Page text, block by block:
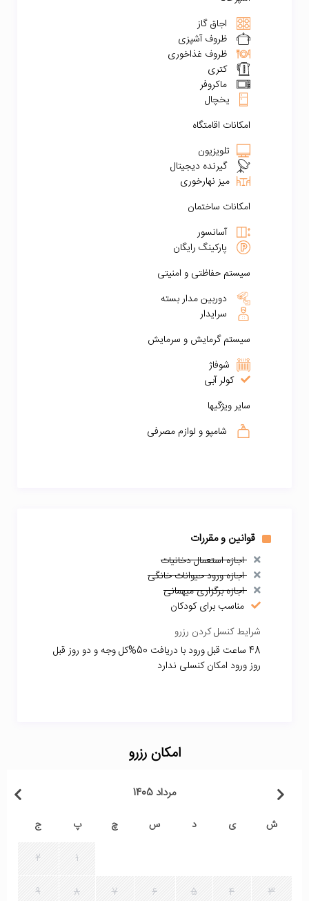
اجاق گاز
ظروف آشپزی
ظروف غذاخوری
کتری
ماکروفر
یخچال
امکانات اقامتگاه
تلویزیون
گیرنده دیجیتال
میز نهارخوری
امکانات ساختمان
آسانسور
پارکینگ رایگان
سیستم حفاظتی و امنیتی
دوربین مدار بسته
سرایدار
سیستم گرمایش و سرمایش
شوفاژ
کولر آبی
سایر ویژگیها
شامپو و لوازم مصرفی
قوانین و مقررات
اجازه استعمال دخانیات
اجازه ورود حیوانات خانگی
اجازه برگزاری میهمانی
مناسب برای کودکان
شرایط کنسل کردن رزرو
48 ساعت قبل ورود با دریافت 50%کل وجه و دو روز قبل
روز ورود امکان کنسلی ندارد
امکان رزرو
مرداد 1405
ش ی د س چ پ ج
1
2
3
4
5
6
7
8
9